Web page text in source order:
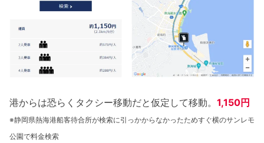
港からは恐らくタクシー移動だと仮定して移動。 1,150円
※静岡県熱海港船客待合所が検索に引っかからなかったためすぐ横のサンレモ
公園で料金検索